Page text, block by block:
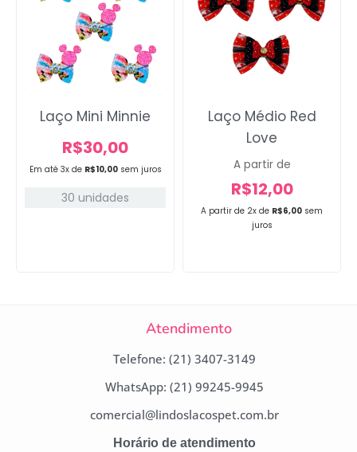
Em até 3x de R$10,00 sem juros
Laço Mini Minnie
R$30,00
30 unidades
A partir de 2x de R$6,00 sem
juros
Laço Médio Red
Love
A partir de
R$12,00
Atendimento
Telefone: (21) 3407-3149
WhatsApp: (21) 99245-9945
comercial@lindoslacospet.com.br
Horário de atendimento